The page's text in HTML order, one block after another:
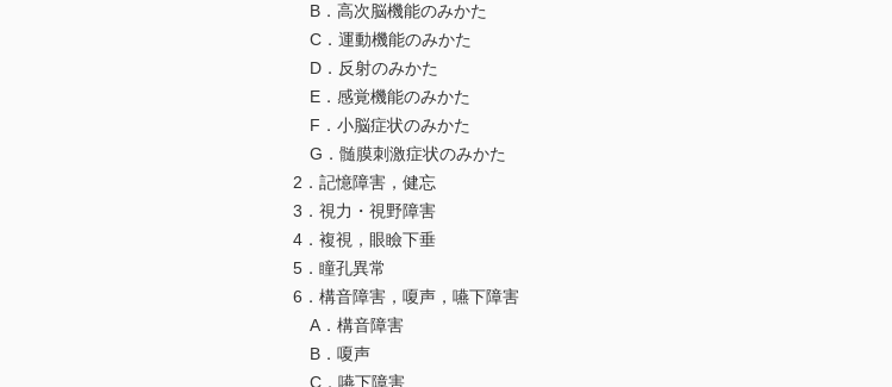
B．高次脳機能のみかた
C．運動機能のみかた
D．反射のみかた
E．感覚機能のみかた
F．小脳症状のみかた
G．髄膜刺激症状のみかた
2．記憶障害，健忘
3．視力・視野障害
4．複視，眼瞼下垂
5．瞳孔異常
6．構音障害，嗄声，嚥下障害
A．構音障害
B．嗄声
C．嚥下障害